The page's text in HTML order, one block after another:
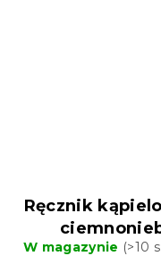
Ręcznik
W magazynie (>10